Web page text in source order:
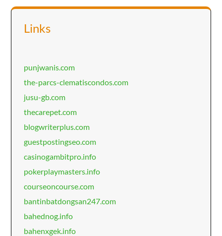
Links
punjwanis.com
the-parcs-clematiscondos.com
jusu-gb.com
thecarepet.com
blogwriterplus.com
guestpostingseo.com
casinogambitpro.info
pokerplaymasters.info
courseoncourse.com
bantinbatdongsan247.com
bahednog.info
bahenxgek.info